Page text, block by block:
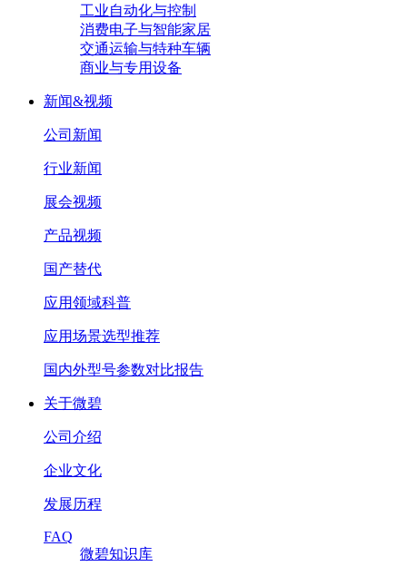
工业自动化与控制
消费电子与智能家居
交通运输与特种车辆
商业与专用设备
新闻&视频
公司新闻
行业新闻
展会视频
产品视频
国产替代
应用领域科普
应用场景选型推荐
国内外型号参数对比报告
关于微碧
公司介绍
企业文化
发展历程
FAQ
微碧知识库